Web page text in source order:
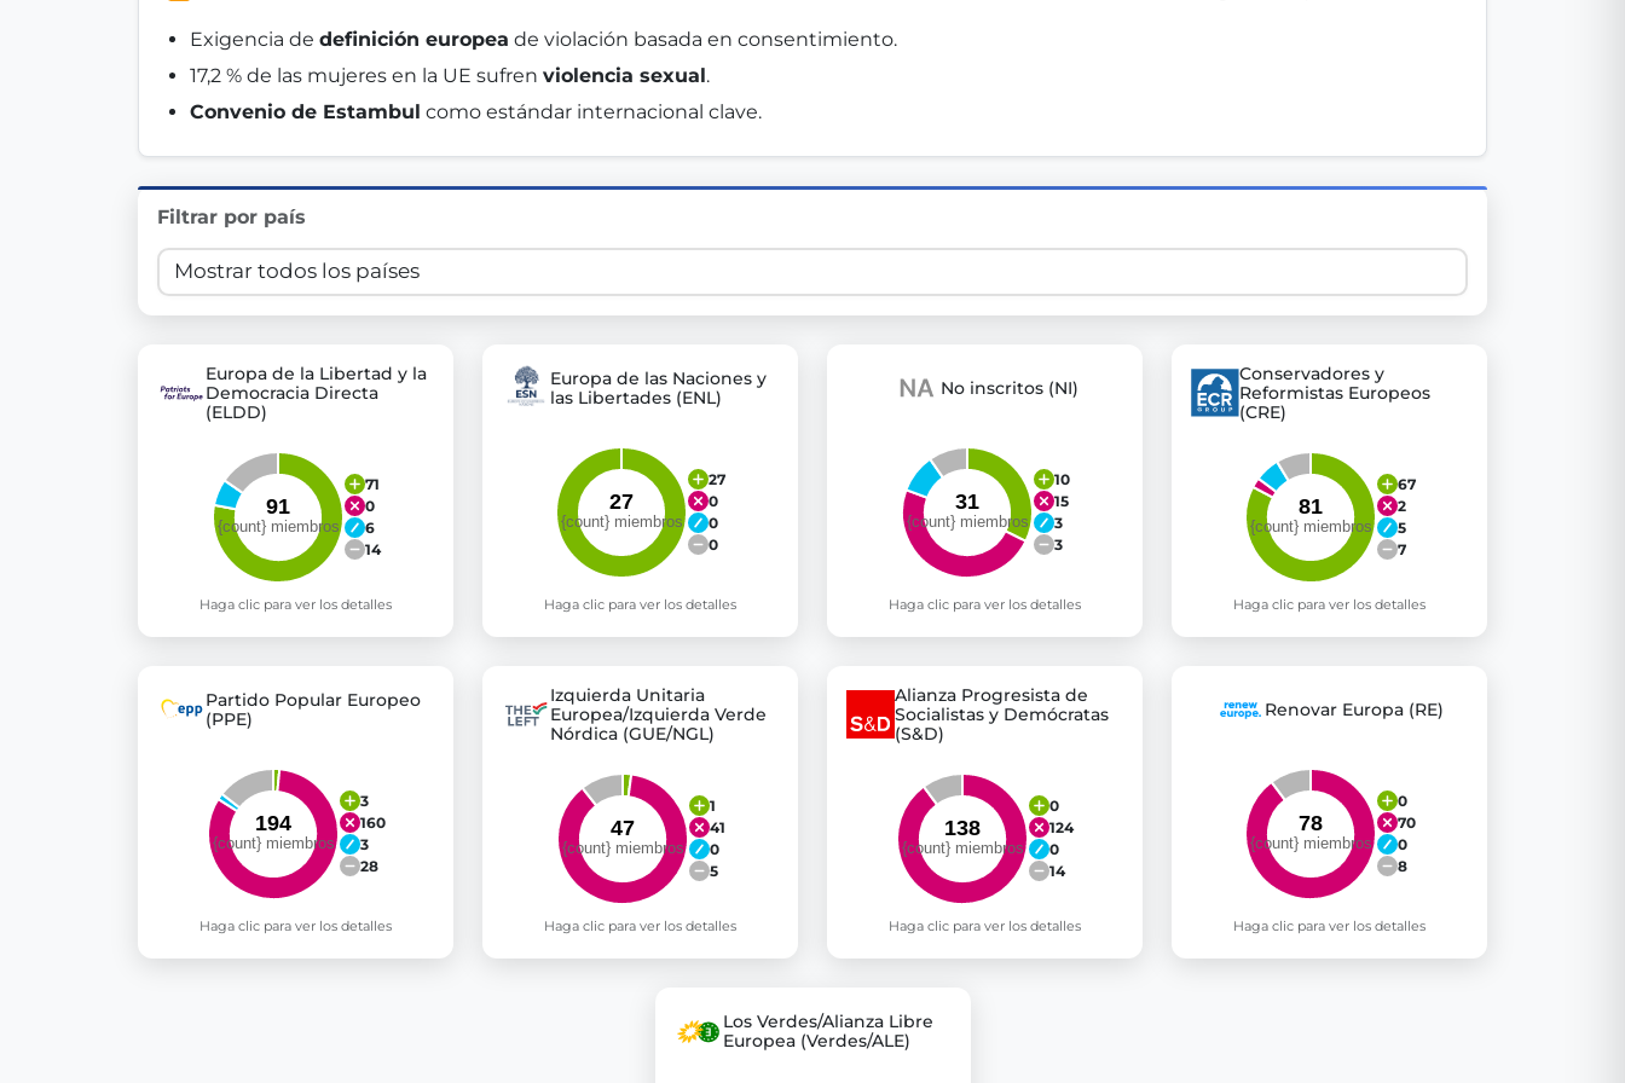
Innovation in Transparency
Check Some Votes (CSV) , one of Germany's most advanced transparency platforms, which lets citizens explore thousands of EU Parliament votes in a clear
Get Involved
Become a member:Join us to advance digital democracy and transparency in Germany and Europe.
Contribute your skills in technology, design, policy, or activism.
Support democracy:Help us strengthen accountability and bring politics closer to citizens.
Exigencia de definición europea de violación basada en consentimiento.
17,2 % de las mujeres en la UE sufren violencia sexual.
Convenio de Estambul como estándar internacional clave.
Filtrar por país
Europa de la Libertad y la
Democracia Directa
(ELDD)
71
0
6
14
Haga clic para ver los detalles
Europa de las Naciones y
las Libertades (ENL)
27
0
0
0
Haga clic para ver los detalles
No inscritos (NI)
10
15
3
3
Haga clic para ver los detalles
Conservadores y
Reformistas Europeos
(CRE)
67
2
5
7
Haga clic para ver los detalles
Partido Popular Europeo
(PPE)
3
160
3
28
Haga clic para ver los detalles
Izquierda Unitaria
Europea/Izquierda Verde
Nórdica (GUE/NGL)
1
41
0
5
Haga clic para ver los detalles
Alianza Progresista de
Socialistas y Demócratas
(S&D)
0
124
0
14
Haga clic para ver los detalles
Renovar Europa (RE)
0
70
0
8
Haga clic para ver los detalles
Los Verdes/Alianza Libre
Europea (Verdes/ALE)